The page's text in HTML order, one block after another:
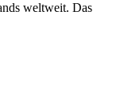
weltweit. Das